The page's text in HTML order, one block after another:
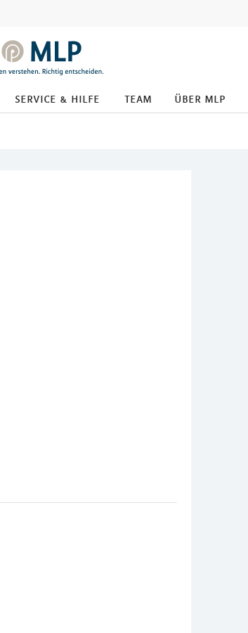
service & hilfe team über mlp